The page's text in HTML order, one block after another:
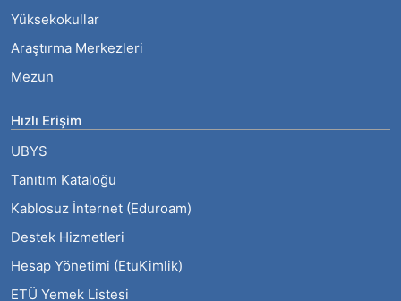
Yüksekokullar
Araştırma Merkezleri
Mezun
Hızlı Erişim
UBYS
Tanıtım Kataloğu
Kablosuz İnternet (Eduroam)
Destek Hizmetleri
Hesap Yönetimi (EtuKimlik)
ETÜ Yemek Listesi